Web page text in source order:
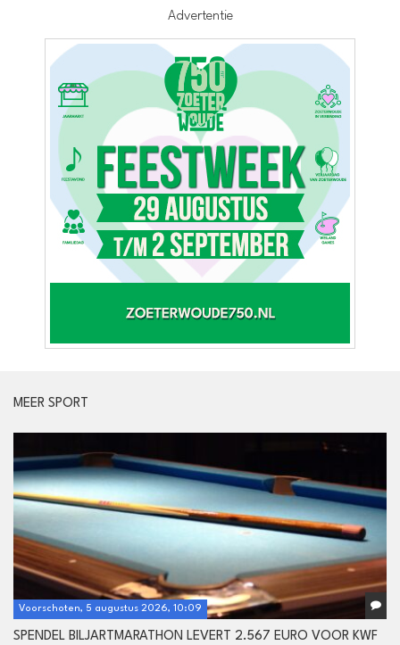
Advertentie
MEER SPORT
Voorschoten, 5 augustus 2026, 10:09
SPENDEL BILJARTMARATHON LEVERT 2.567 EURO VOOR KWF